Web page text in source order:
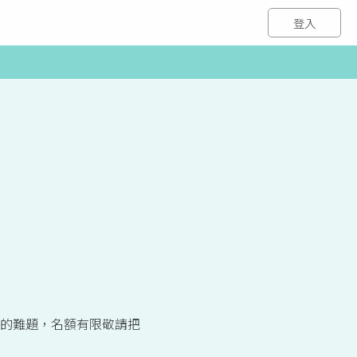
登入
難題，名額有限敬請把